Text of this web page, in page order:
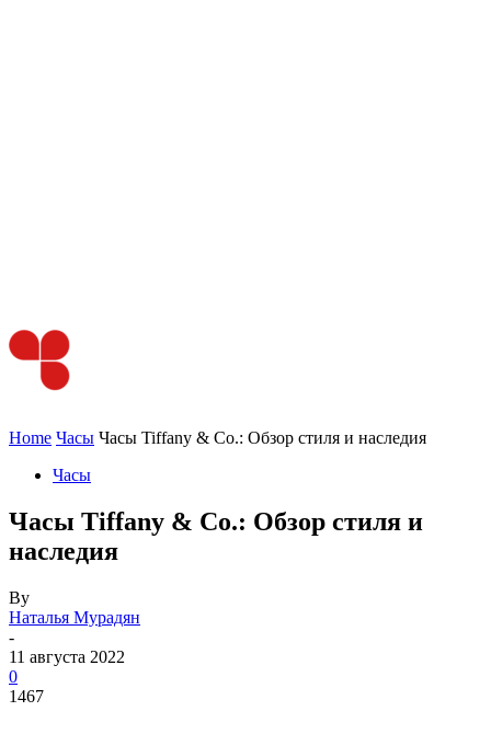
Home Часы Часы Tiffany & Co.: Обзор стиля и наследия
Часы
Часы Tiffany & Co.: Обзор стиля и
наследия
By
Наталья Мурадян
-
11 августа 2022
0
1467